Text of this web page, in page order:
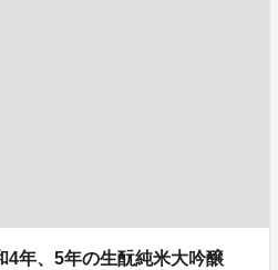
4年、5年の生酛純米大吟醸